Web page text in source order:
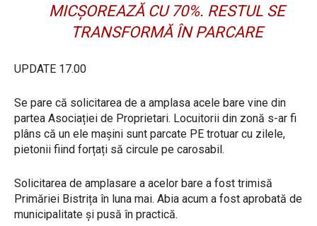
MICȘOREAZĂ CU 70%. RESTUL SE
TRANSFORMĂ ÎN PARCARE
UPDATE 17.00
Se pare că solicitarea de a amplasa acele bare vine din
partea Asociației de Proprietari. Locuitorii din zonă s-ar fi
plâns că un ele mașini sunt parcate PE trotuar cu zilele,
pietonii fiind forțați să circule pe carosabil.
Solicitarea de amplasare a acelor bare a fost trimisă
Primăriei Bistrița în luna mai. Abia acum a fost aprobată de
municipalitate și pusă în practică.